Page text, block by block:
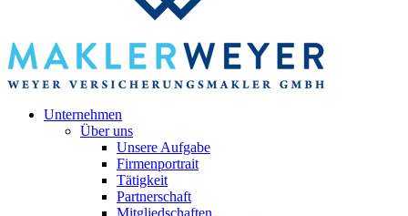
Unternehmen
Über uns
Unsere Aufgabe
Firmenportrait
Tätigkeit
Partnerschaft
Mitgliedschaften